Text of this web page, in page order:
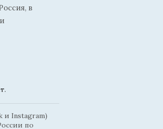
в
и Instagram)
по